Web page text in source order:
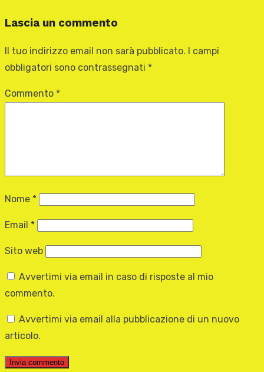
Lascia un commento
Il tuo indirizzo email non sarà pubblicato.
I campi
obbligatori sono contrassegnati *
Commento *
Nome *
Email *
Sito web
Avvertimi via email in caso di risposte al mio
commento.
Avvertimi via email alla pubblicazione di un nuovo
articolo.